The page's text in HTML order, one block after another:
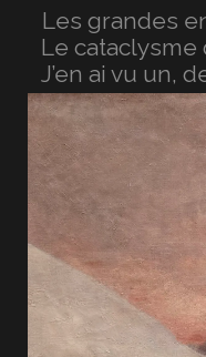
Les grandes
Le cataclysme
J’en ai vu un,